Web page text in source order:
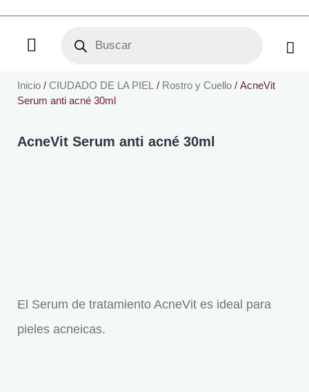
contenido
Inicio / CIUDADO DE LA PIEL / Rostro y Cuello / AcneVit
Serum anti acné 30ml
AcneVit Serum anti acné 30ml
El Serum de tratamiento AcneVit es ideal para
pieles acneicas.